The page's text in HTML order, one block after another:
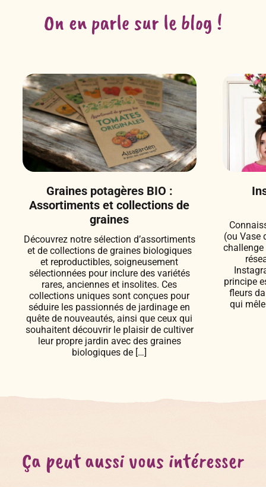
On en parle sur le blog !
Graines potagères BIO :
Assortiments et collections de
graines
Découvrez notre sélection d’assortiments
et de collections de graines biologiques
et reproductibles, soigneusement
sélectionnées pour inclure des variétés
rares, anciennes et insolites. Ces
collections uniques sont conçues pour
séduire les passionnés de jardinage en
quête de nouveautés, ainsi que ceux qui
souhaitent découvrir le plaisir de cultiver
leur propre jardin avec des graines
biologiques de […]
(ou Vase
principe
fleurs
qui
Ça peut aussi vous intéresser